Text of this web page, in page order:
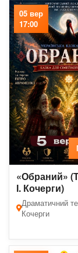
05 вер
17:00
«Обраний»
І. Кочерги)
Драматичний
Кочерги